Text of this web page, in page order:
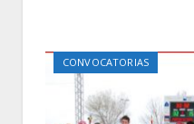
CONVOCATORIAS